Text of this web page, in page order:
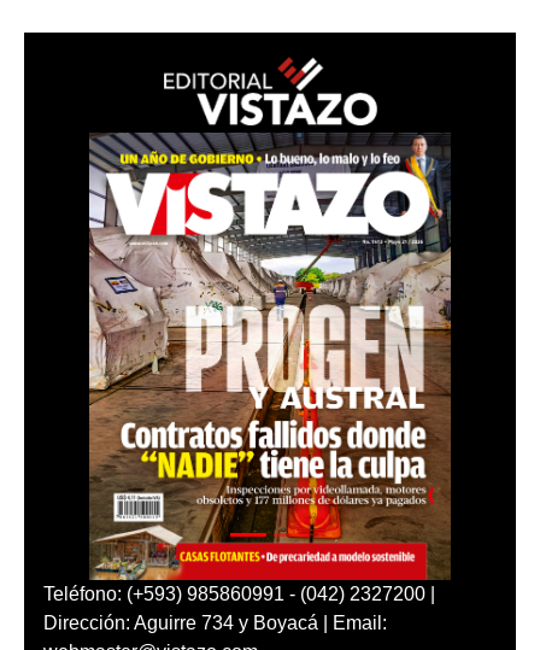
Teléfono: (+593) 985860991 - (042) 2327200 |
Dirección: Aguirre 734 y Boyacá | Email: